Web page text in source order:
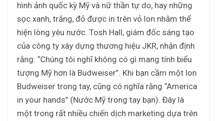
hình ảnh quốc kỳ Mỹ và nữ thần tự do, hay những
sọc xanh, trắng, đỏ được in trên vỏ lon nhằm thể
hiện lòng yêu nước. Tosh Hall, giám đốc sáng tạo
của công ty xây dựng thương hiệu JKR, nhận định
rằng: “Chúng tôi nghĩ không có gì mang tính biểu
tượng Mỹ hơn là Budweiser”. Khi bạn cầm một lon
Budweiser trong tay, cũng có nghĩa rằng “America
in your hands” (Nước Mỹ trong tay bạn). Đây là
một trong rất nhiều chiến dịch marketing dựa trên